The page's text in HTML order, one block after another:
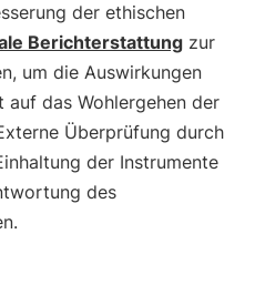
der ethischen
Berichterstattung zur
um die Auswirkungen
das Wohlergehen der
Überprüfung durch
der Instrumente
des